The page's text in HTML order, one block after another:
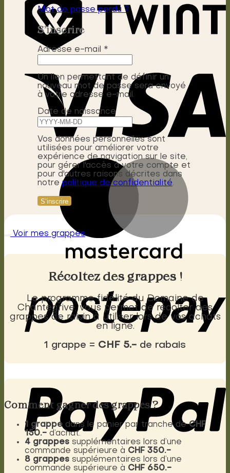
Mot de passe perdu ?
S’inscrire
Adresse e-mail *Obligatoire
Un lien permettant de définir un
nouveau mot de passe sera envoyé
à votre adresse e-mail.
Date de naissance
Vos données personnelles sont
utilisées pour améliorer votre
expérience de navigation sur le site,
pour gérer l'accès à votre compte et
pour d'autres raisons décrites dans
notrepolitique de confidentialité.
S’inscrire
Voir mes grappes
Récoltez des grappes !
Le programme fidélité du Domaine de
Chantegrive, vous permet de récolter des
grappes de raisin à utiliser lors de vos achats
en ligne.
1 grappe = CHF 5.- de rabais
Comment gagner des grappes ?
1 grappe dans le panier par tranche deCHF
150.- d’achat.
4 grappes supplémentaires lors d’une
commande supérieure à CHF 350.-
8 grappes supplémentaires lors d’une
commande supérieure à CHF 650.-